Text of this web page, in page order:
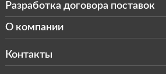
Разработка договора поставок
О компании
Контакты